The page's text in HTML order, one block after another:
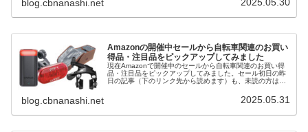
blog.cbnanashi.net 2025.05.30
Amazonの開催中セールから自転車関連のお買い
得品・注目品をピックアップしてみました
現在Amazonで開催中のセールから自転車関連のお買い得
品・注目品をピックアップしてみました。セール初日の昨
日の記事（下のリンク先から読めます）も、未読の方は是
blog.cbnanashi.net 2025.05.31